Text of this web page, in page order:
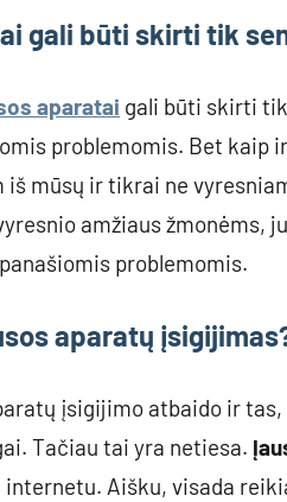
gali būti skirti tik
aparatai gali būti skirti
problemomis. Bet kaip
mūsų ir tikrai ne
amžiaus žmonėms,
problemomis.
aparatų
įsigijimo atbaido ir
Tačiau tai yra netiesa.
Aišku, visada